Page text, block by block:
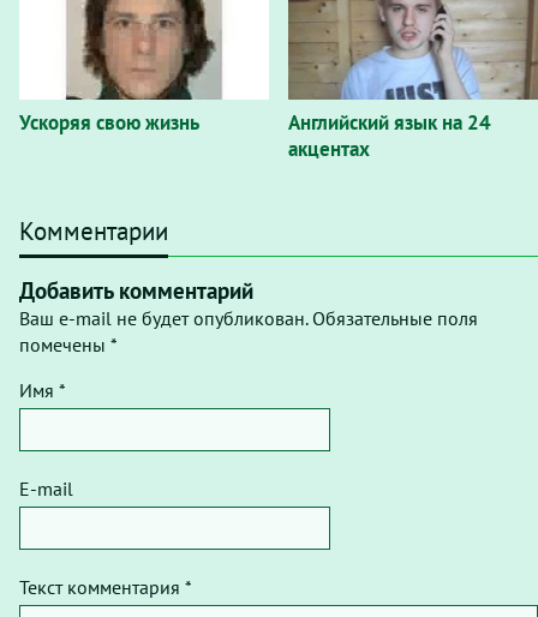
Ускоряя свою жизнь
Английский язык на 24
акцентах
Комментарии
Добавить комментарий
Ваш e-mail не будет опубликован. Обязательные поля
помечены *
Имя *
E-mail
Текст комментария *